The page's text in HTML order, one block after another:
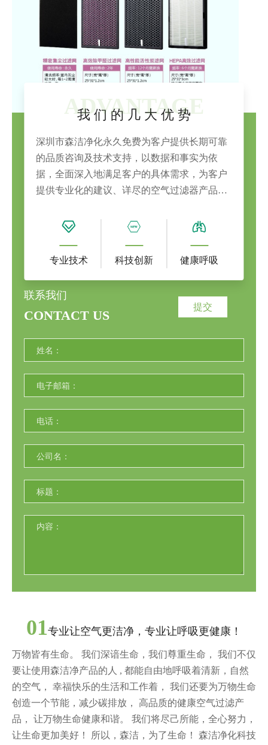
ADVANTAGE
我 们 的 几 大 优 势
深圳市森洁净化永久免费为客户提供长期可靠
的品质咨询及技术支持，以数据和事实为依
据，全面深入地满足客户的具体需求，为客户
提供专业化的建议、详尽的空气过滤器产品说
降低客户的运行成本，保障客户的利益，提升
专业技术 科技创新 健康呼吸
联系我们
CONTACT US
提交
01专业让空气更洁净，专业让呼吸更健康！
万物皆有生命。 我们深谙生命，我们尊重生命， 我们不仅
要让使用森洁净产品的人 , 都能自由地呼吸着清新，自然
的空气， 幸福快乐的生活和工作着， 我们还要为万物生命
创造一个节能，减少碳排放， 高品质的健康空气过滤产
品， 让万物生命健康和谐。 我们将尽己所能，全心努力，
让生命更加美好！ 所以，森洁，为了生命！ 森洁净化科技